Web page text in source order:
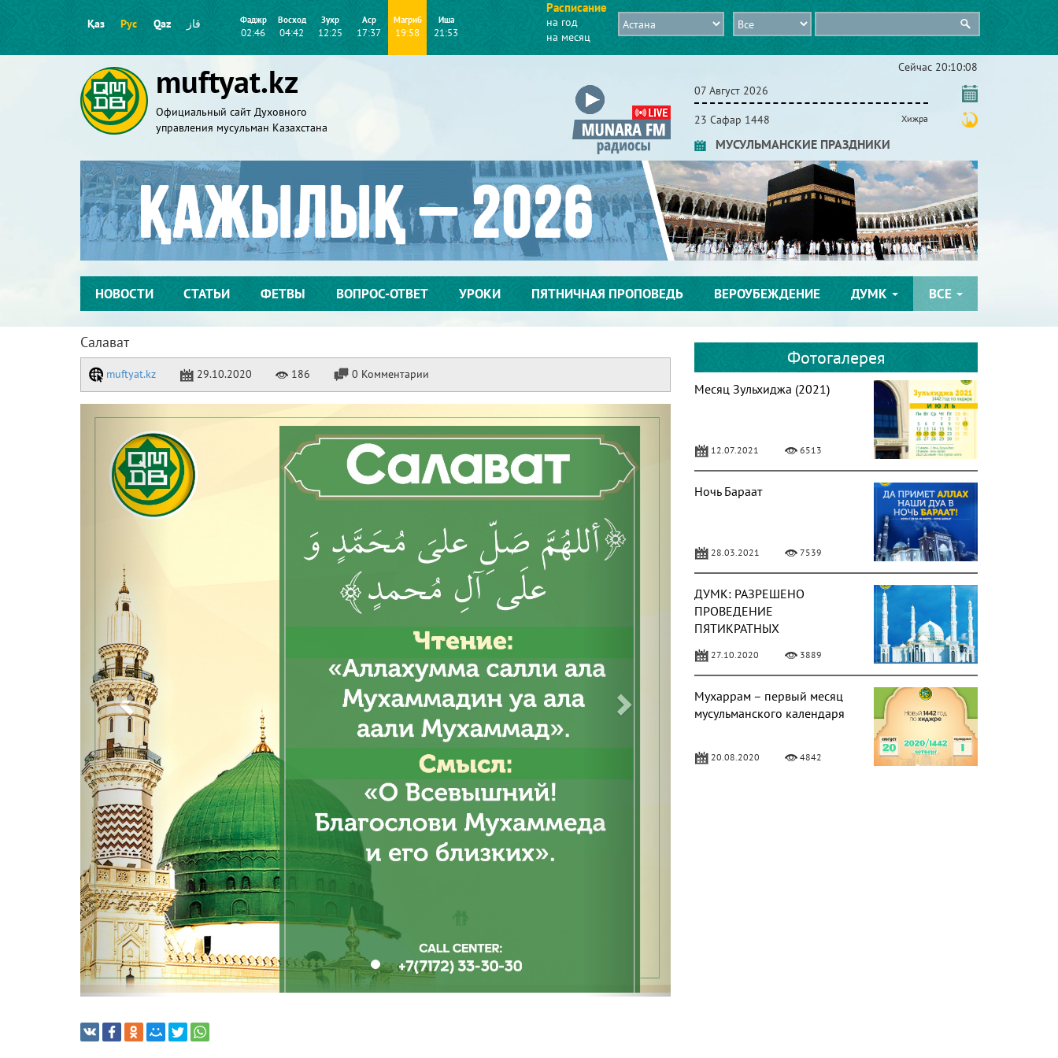
Қаз Рус Qaz قاز Фаджр
02:46
Восход
04:42
Зухр
12:25
Аср
17:37
Магриб
19:58
Иша
21:53
Расписание
на год
на месяц
muftyat.kz
Официальный сайт Духовного
управления мусульман Казахстана
Сейчас 20:10:09
07 Август 2026
23 Сафар 1448 Хижра
МУСУЛЬМАНСКИЕ ПРАЗДНИКИ
НОВОСТИ СТАТЬИ ФЕТВЫ ВОПРОС-ОТВЕТ УРОКИ ПЯТНИЧНАЯ ПРОПОВЕДЬ ВЕРОУБЕЖДЕНИЕ ДУМК ВСЕ
Салават
muftyat.kz 29.10.2020 186 0 Комментарии
Previous Next
Фотогалерея
Месяц Зульхиджа (2021)
12.07.2021 6513
Ночь Бараат
28.03.2021 7539
ДУМК: РАЗРЕШЕНО
ПРОВЕДЕНИЕ
ПЯТИКРАТНЫХ
В МЕЧЕТЯХ
27.10.2020 3889
Мухаррам – первый месяц
мусульманского календаря
20.08.2020 4842